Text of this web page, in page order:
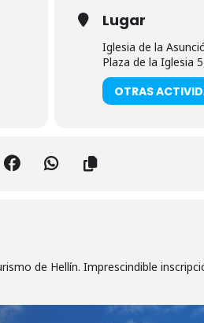
Lugar
Iglesia de la
Plaza de la Iglesia
OTRAS
de Hellín. Imprescindible